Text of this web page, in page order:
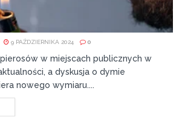
9 PAŹDZIERNIKA 2024 0
w miejscach publicznych w
a dyskusja o dymie
nowego wymiaru....